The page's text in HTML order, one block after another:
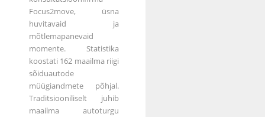
Focus2move, üsna
huvitavaid ja
mõtlemapanevaid
momente. Statistika
koostati 162 maailma riigi
sõiduautode
müügiandmete põhjal.
Traditsiooniliselt juhib
maailma autoturgu